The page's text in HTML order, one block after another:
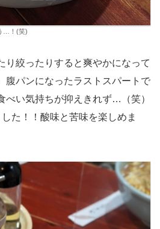
…！(笑)
り絞ったりすると爽やかになって
腹パンになったラストスパートで
べい気持ちが抑えきれず…（笑）
た！！酸味と苦味を楽しめま